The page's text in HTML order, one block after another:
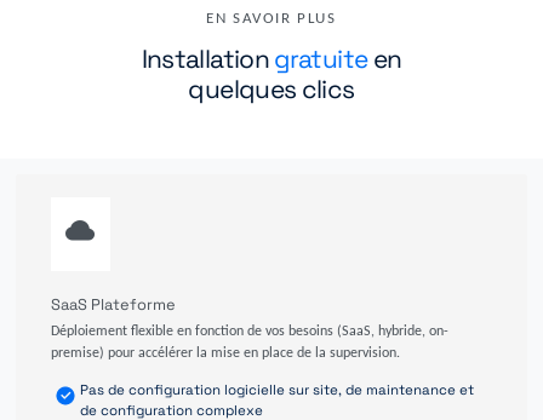
EN SAVOIR PLUS
Installationgratuiteen
quelques clics
SaaS Plateforme
Déploiement flexible en fonction de vos besoins (SaaS, hybride, on-
premise) pour accélérer la mise en place de la supervision.
Pas de configuration logicielle sur site, de maintenance et
de configuration complexe